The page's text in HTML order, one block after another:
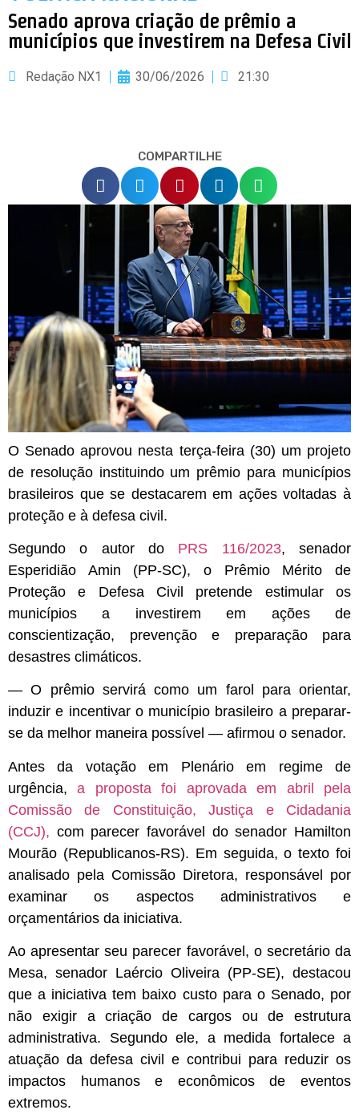
Senado aprova criação de prêmio a
municípios que investirem na Defesa Civil
Redação NX1 30/06/2026 21:30
COMPARTILHE
O Senado aprovou nesta terça-feira (30) um projeto
de resolução instituindo um prêmio para municípios
brasileiros que se destacarem em ações voltadas à
proteção e à defesa civil.
Segundo o autor do PRS 116/2023, senador
Esperidião Amin (PP-SC), o Prêmio Mérito de
Proteção e Defesa Civil pretende estimular os
municípios a investirem em ações de
conscientização, prevenção e preparação para
desastres climáticos.
— O prêmio servirá como um farol para orientar,
induzir e incentivar o município brasileiro a preparar-
se da melhor maneira possível — afirmou o senador.
Antes da votação em Plenário em regime de
urgência,a proposta foi aprovada em abril pela
Comissão de Constituição, Justiça e Cidadania
(CCJ), com parecer favorável do senador Hamilton
Mourão (Republicanos-RS). Em seguida, o texto foi
analisado pela Comissão Diretora, responsável por
examinar os aspectos administrativos e
orçamentários da iniciativa.
Ao apresentar seu parecer favorável, o secretário da
Mesa, senador Laércio Oliveira (PP-SE), destacou
que a iniciativa tem baixo custo para o Senado, por
não exigir a criação de cargos ou de estrutura
administrativa. Segundo ele, a medida fortalece a
atuação da defesa civil e contribui para reduzir os
impactos humanos e econômicos de eventos
extremos.